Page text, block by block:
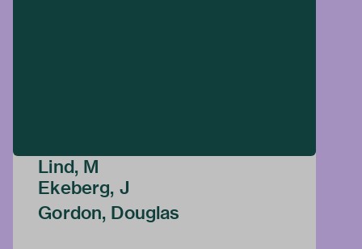
Lind, M
Ekeberg, J
Gordon, Douglas